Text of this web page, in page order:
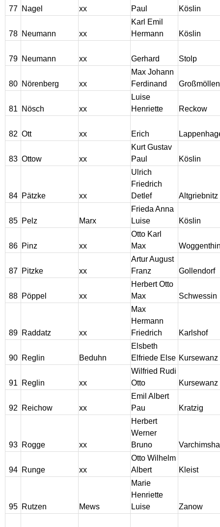
77 Nagel xx
Paul
Köslin
78 Neumann xx
Karl Emil
Hermann
Köslin
79 Neumann xx Gerhard Stolp
80 Nörenberg xx
Max Johann
Ferdinand
Großmöllen
81 Nösch xx
Luise
Henriette
Reckow
82 Ott xx Erich
83 Ottow xx
Kurt Gustav
Paul
Köslin
84 Pätzke xx
Ulrich
Friedrich
Detlef
Altgriebnitz
85 Pelz Marx
Frieda Anna
Luise
Köslin
86 Pinz xx
Otto Karl
Max
87 Pitzke xx
Artur August
Franz
Gollendorf
88 Pöppel xx
Herbert Otto
Max
Schwessin
89 Raddatz xx
Max
Hermann
Friedrich
Karlshof
90 Reglin Beduhn
Elsbeth
Elfriede Else Kursewanz
91 Reglin xx
Wilfried Rudi
Otto
Kursewanz
92 Reichow xx
Emil Albert
Pau
Kratzig
93 Rogge xx
Herbert
Werner
Bruno
94 Runge xx
Otto Wilhelm
Albert
Kleist
95 Rutzen Mews
Marie
Henriette
Luise
Zanow